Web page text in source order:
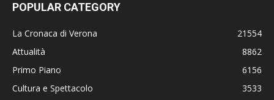
POPULAR CATEGORY
La Cronaca di Verona
21554
Attualità
8862
Primo Piano
6156
Cultura e Spettacolo
3533